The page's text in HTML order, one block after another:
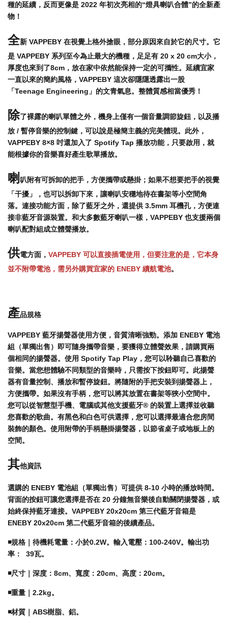
種的延續，反而更像是 2022 年初次亮相的“燈具喇叭合體”的全新產
物！
全新 VAPPEBY 在視覺上格外搶眼，部分原因來自於它的尺寸。它
是 VAPPEBY 系列至今為止最大的機種，足足有 20 x 20 cm大小，
厚度也來到了8cm，放在家中依然能保持一定的可攜性。延續宜家
一直以來的簡約風格，VAPPEBY 這次卻隱隱透露出一股
「Teenage Engineering」的文青氣息。整體質感相當優秀！
除了裸露的喇叭單體之外，機身上僅有一個音量調節旋鈕，以及播
放 / 暫停音樂的控制鍵，可以說是極簡主義的完美體現。此外，
VAPPEBY 8×8 吋還加入了 Spotify Tap 播放功能，只要啟用，就
能根據你的音樂喜好產生歌單播放。
喇 叭附有可拆卸的把手，方便攜帶或懸掛；如果不想要把手的視覺
「干擾」，也可以拆卸下來，讓喇叭安穩地待在書架等小空間角
落。連接功能方面，除了藍牙之外，還提供 3.5mm 耳機孔，方便連
接非藍牙音源裝置。和大多數藍牙喇叭一樣，VAPPEBY 也支援兩個
喇叭配對組成立體聲播放。
供電方面， VAPPEBY 可以直接插電使用，但要注意的是，它本身
並不附帶電池，需另外購買宜家的 ENEBY 續航電池。
產品規格
VAPPEBY 藍牙揚聲器使用方便，音質清晰強勁。 添加 ENEBY 電池
組（單獨出售）即可隨身攜帶音樂， 要獲得立體聲效果，請購買兩
個相同的揚聲器。 使用 Spotify Tap Play，您可以聆聽自己喜歡的
音樂。當您想體驗不同類型的音樂時，只需按下按鈕即可。 此揚聲
器有音量控制、播放和暫停旋鈕。 將隨附的手把安裝到揚聲器上，
方便攜帶。如果沒有手柄，您可以將其放置在書架等狹小空間中。
您可以從智慧型手機、電腦或其他支援藍牙® 的裝置上選擇並收聽
您喜歡的歌曲。 有黑色和白色可供選擇，您可以選擇最適合您房間
裝飾的顏色。 使用附帶的手柄懸掛揚聲器，以節省桌子或地板上的
空間。
其他資訊
選購的 ENEBY 電池組（單獨出售）可提供 8-10 小時的播放時間。
背面的按鈕可讓您選擇是否在 20 分鐘無音樂後自動關閉揚聲器，或
始終保持藍牙連接。 VAPPEBY 20x20cm 第三代藍牙音箱是
ENEBY 20x20cm 第二代藍牙音箱的後續產品。
◾️規格｜ 待機耗電量：小於0.2W。 輸入電壓：100-240V。 輸出功
率： 39瓦。
◾️尺寸｜深度：8cm、寬度：20cm、高度：20cm。
◾️重量｜2.2kg。
◾️材質｜ABS樹脂、 鋁。